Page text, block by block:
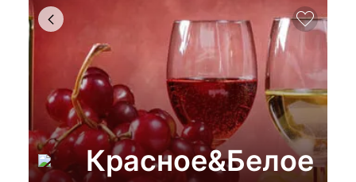
Красное&Белое